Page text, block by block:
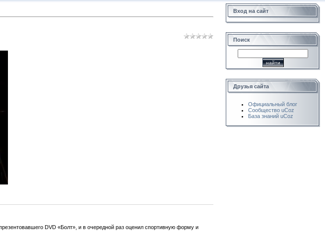
DVD «Болт», и в очередной раз оценил спортивную форму и
Вход на сайт
Поиск
Друзья сайта
Официальный блог
Сообщество uCoz
База знаний uCoz